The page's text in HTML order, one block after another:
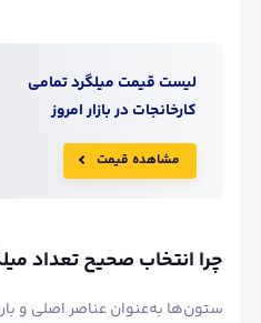
لیست قیمت میلگردتمامی
کارخانجات در بازار امروز
مشاهده قیمت
چرا انتخاب صحیح تعداد
ستون‌ها به‌عنوان عناصر اصلی و